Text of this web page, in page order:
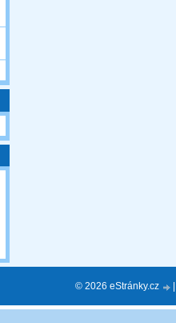
© 2026 eStránky.cz